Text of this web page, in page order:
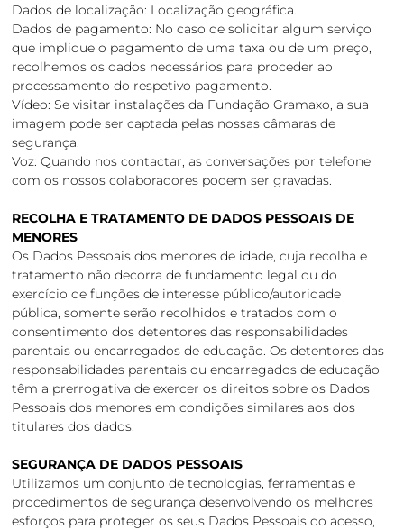
Dados de localização: Localização geográfica.
Dados de pagamento: No caso de solicitar algum serviço
que implique o pagamento de uma taxa ou de um preço,
recolhemos os dados necessários para proceder ao
processamento do respetivo pagamento.
Vídeo: Se visitar instalações da Fundação Gramaxo, a sua
imagem pode ser captada pelas nossas câmaras de
segurança.
Voz: Quando nos contactar, as conversações por telefone
com os nossos colaboradores podem ser gravadas.
RECOLHA E TRATAMENTO DE DADOS PESSOAIS DE
MENORES
Os Dados Pessoais dos menores de idade, cuja recolha e
tratamento não decorra de fundamento legal ou do
exercício de funções de interesse público/autoridade
pública, somente serão recolhidos e tratados com o
consentimento dos detentores das responsabilidades
parentais ou encarregados de educação. Os detentores das
responsabilidades parentais ou encarregados de educação
têm a prerrogativa de exercer os direitos sobre os Dados
Pessoais dos menores em condições similares aos dos
titulares dos dados.
SEGURANÇA DE DADOS PESSOAIS
Utilizamos um conjunto de tecnologias, ferramentas e
procedimentos de segurança desenvolvendo os melhores
esforços para proteger os seus Dados Pessoais do acesso,